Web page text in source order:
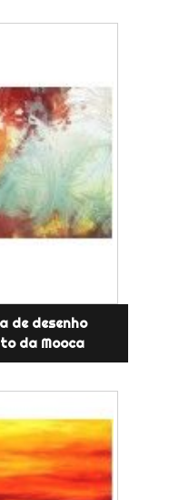
de desenho
da Mooca